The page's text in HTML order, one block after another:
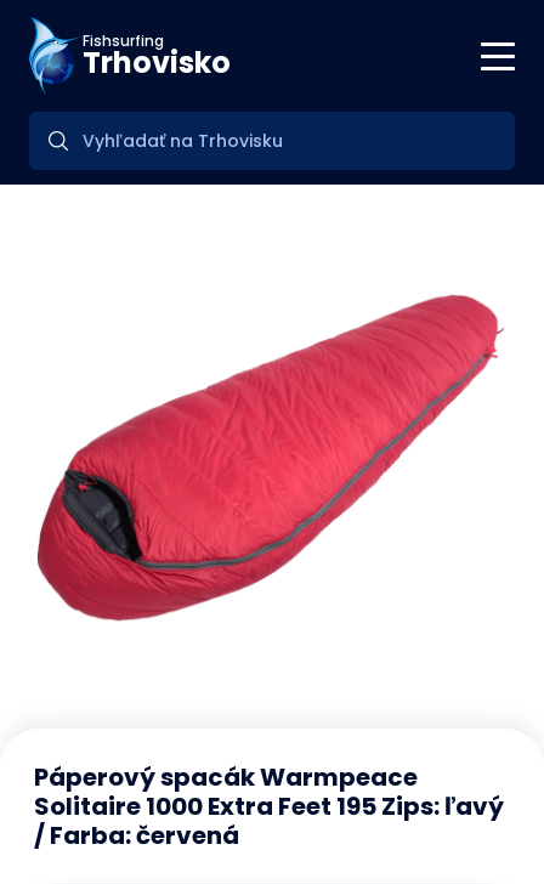
Fishsurfing
Trhovisko
Páperový spacák Warmpeace
Solitaire 1000 Extra Feet 195 Zips: ľavý
/ Farba: červená